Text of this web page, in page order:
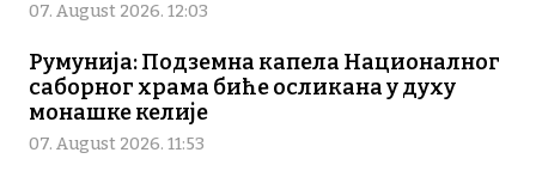
07. August 2026. 12:03
Румунија: Подземна капела Националног
саборног храма биће осликана у духу
монашке келије
07. August 2026. 11:53